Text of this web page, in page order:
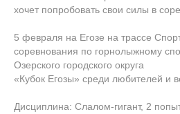
хочет попробовать свои силы в
5 февраля на Егозе на трассе
соревнования по горнолыжному
Озерского городского округа
«Кубок Егозы» среди любителей и
Дисциплина: Слалом-гигант, 2